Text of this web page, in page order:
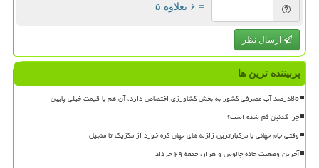
= ۶ بعلاوه ۵
ارسال نظر
پربیننده ترین ها
85درصد آب مصرفی کشور به بخش کشاورزی اختصاص دارد، آن هم با قیمت خیلی پایین
چرا کدئین کم شده است؟
وقتی جام جهانی با مرگبارترین زلزله های جهان گره خورد از مکزیک تا منجیل
آخرین وضعیت جاده چالوس و هراز، جمعه ۲۹ خرداد